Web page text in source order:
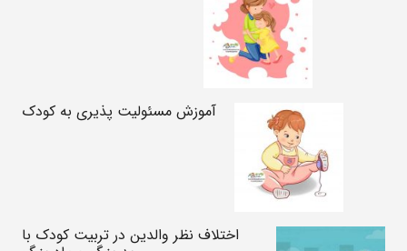
آموزش مسئولیت پذیری به کودک
اختلاف نظر والدین در تربیت کودک با